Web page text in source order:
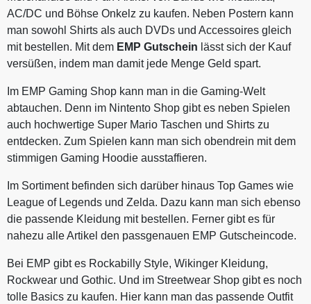
AC/DC und Böhse Onkelz zu kaufen. Neben Postern kann
man sowohl Shirts als auch DVDs und Accessoires gleich
mit bestellen. Mit dem EMP Gutschein lässt sich der Kauf
versüßen, indem man damit jede Menge Geld spart.
Im EMP Gaming Shop kann man in die Gaming-Welt
abtauchen. Denn im Nintento Shop gibt es neben Spielen
auch hochwertige Super Mario Taschen und Shirts zu
entdecken. Zum Spielen kann man sich obendrein mit dem
stimmigen Gaming Hoodie ausstaffieren.
Im Sortiment befinden sich darüber hinaus Top Games wie
League of Legends und Zelda. Dazu kann man sich ebenso
die passende Kleidung mit bestellen. Ferner gibt es für
nahezu alle Artikel den passgenauen EMP Gutscheincode.
Bei EMP gibt es Rockabilly Style, Wikinger Kleidung,
Rockwear und Gothic. Und im Streetwear Shop gibt es noch
tolle Basics zu kaufen. Hier kann man das passende Outfit